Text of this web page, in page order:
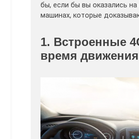
бы, если бы вы оказались
машинах, которые
1. Встроенные
время движения